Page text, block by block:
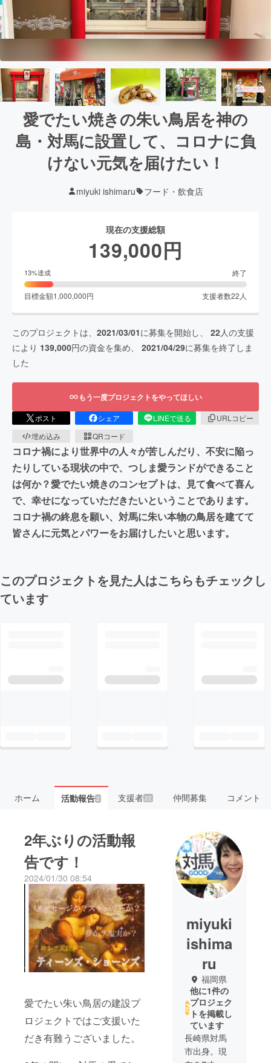
愛でたい焼きの朱い鳥居を神の
島・対馬に設置して、コロナに負
けない元気を届けたい！
miyuki ishimaru フード・飲食店
現在の支援総額
139,000円
13%達成 終了
目標金額1,000,000円 支援者数22 人
このプロジェクトは、 2021/03/01に募集を開始し、 22人の支援
により 139,000円の資金を集め、 2021/04/29に募集を終了しま
した
もう一度プロジェクトをやってほしい
ポスト シェア LINEで送る
URLコピー
埋め込み
QRコード
コロナ禍により世界中の人々が苦しんだり、不安に陥っ
たりしている現状の中で、つしま愛ランドができること
は何か？愛でたい焼きのコンセプトは、見て食べて喜ん
で、幸せになっていただきたいということであります。
コロナ禍の終息を願い、対馬に朱い本物の鳥居を建てて
皆さんに元気とパワーをお届けしたいと思います。
このプロジェクトを見た人はこちらもチェックし
ています
ホーム 活動報告2 支援者22 仲間募集 コメント
2年ぶりの活動報
告です！
2024/01/30 08:54
愛でたい朱い鳥居の建設プ
ロジェクトではご支援いた
だき有難うございました。
miyuki
ishima
ru
福岡県
他に1件の
プロジェク
トを掲載し
ています
長崎県対馬
市出身。現